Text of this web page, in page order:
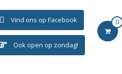
0
Vind ons op Facebook
Ook open op zondag!